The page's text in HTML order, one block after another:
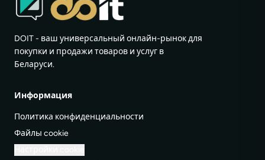
DOIT - ваш универсальный онлайн-рынок для
покупки и продажи товаров и услуг в
Беларуси.
Информация
Политика конфиденциальности
Файлы cookie